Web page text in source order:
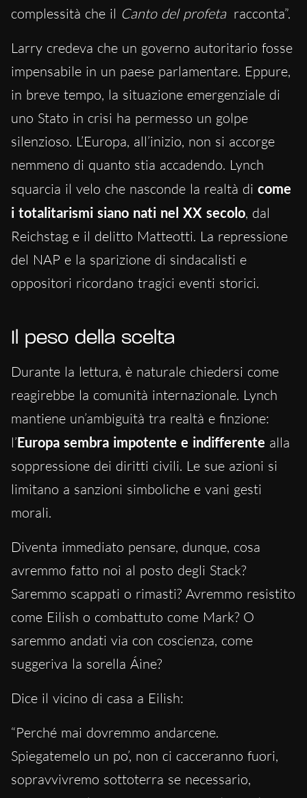
complessità che il Canto del profeta racconta”.
Larry credeva che un governo autoritario fosse
impensabile in un paese parlamentare. Eppure,
in breve tempo, la situazione emergenziale di
uno Stato in crisi ha permesso un golpe
silenzioso. L’Europa, all’inizio, non si accorge
nemmeno di quanto stia accadendo. Lynch
squarcia il velo che nasconde la realtà di come
i totalitarismi siano nati nel XX secolo, dal
Reichstag e il delitto Matteotti. La repressione
del NAP e la sparizione di sindacalisti e
oppositori ricordano tragici eventi storici.
Il peso della scelta
Durante la lettura, è naturale chiedersi come
reagirebbe la comunità internazionale. Lynch
mantiene un’ambiguità tra realtà e finzione:
l’Europa sembra impotente e indifferente alla
soppressione dei diritti civili. Le sue azioni si
limitano a sanzioni simboliche e vani gesti
morali.
Diventa immediato pensare, dunque, cosa
avremmo fatto noi al posto degli Stack?
Saremmo scappati o rimasti? Avremmo resistito
come Eilish o combattuto come Mark? O
saremmo andati via con coscienza, come
suggeriva la sorella Áine?
Dice il vicino di casa a Eilish:
“Perché mai dovremmo andarcene.
Spiegatemelo un po’, non ci cacceranno fuori,
sopravvivremo sottoterra se necessario,